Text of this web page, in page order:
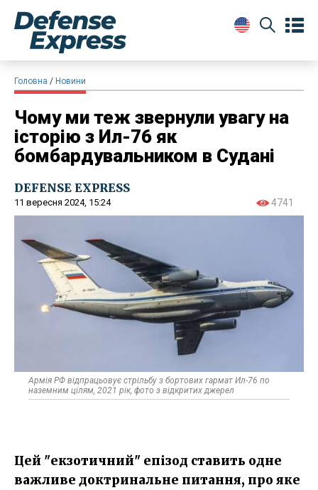
Головна Новини
Чому ми теж звернули увагу на
історію з Ил-76 як
бомбардувальником в Судані
DEFENSE EXPRESS
11 вересня 2024, 15:24 4741
Армія РФ відпрацьовує стрільбу з бортових гармат Ил-76 по
наземним цілям, 2021 рік, фото з відкритих джерел
Цей "екзотичний" епізод ставить одне
важливе доктринальне питання, про яке